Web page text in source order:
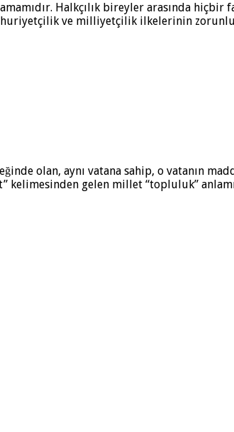
Halkçılık bireyler arasında hiçbir
ve milliyetçilik ilkelerinin
olan, aynı vatana sahip, o vatanın
gelen millet “topluluk”